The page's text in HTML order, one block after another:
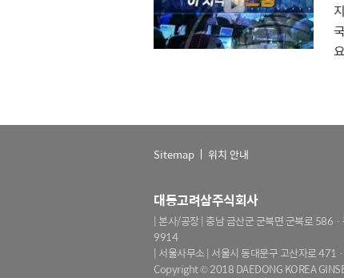
Sitemap 위치 안내
대동고려삼주식회사
| 본사/공장 | 충남 금산군 군북면 군북로 586
9914
| 서울사무소 | 서울시 동대문구 고산자로 471
Copyright © 2018 DAEDONG KOREA